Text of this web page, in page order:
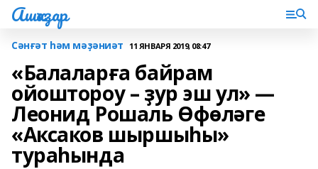
Ашҡаҙар
Сәнғәт һәм мәҙәниәт 11 ЯНВАРЯ 2019, 08:47
«Балаларға байрам
ойоштороу – ҙур эш ул» —
Леонид Рошаль Өфөләге
«Аксаков шыршыһы»
тураһында